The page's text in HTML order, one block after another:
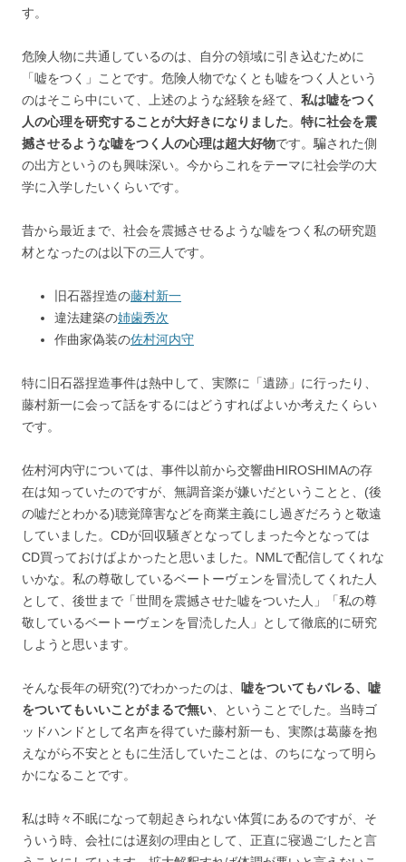
す。
危険人物に共通しているのは、自分の領域に引き込むために
「嘘をつく」ことです。危険人物でなくとも嘘をつく人という
のはそこら中にいて、上述のような経験を経て、 私は嘘をつく
人の心理を研究することが大好きになりました。 特に社会を震
撼させるような嘘をつく人の心理は超大好物です。騙された側
の出方というのも興味深い。今からこれをテーマに社会学の大
学に入学したいくらいです。
昔から最近まで、社会を震撼させるような嘘をつく私の研究題
材となったのは以下の三人です。
旧石器捏造の藤村新一
違法建築の姉歯秀次
作曲家偽装の佐村河内守
特に旧石器捏造事件は熱中して、実際に「遺跡」に行ったり、
藤村新一に会って話をするにはどうすればよいか考えたくらい
です。
佐村河内守については、事件以前から交響曲HIROSHIMAの存
在は知っていたのですが、無調音楽が嫌いだということと、(後
の嘘だとわかる)聴覚障害などを商業主義にし過ぎだろうと敬遠
していました。CDが回収騒ぎとなってしまった今となっては
CD買っておけばよかったと思いました。NMLで配信してくれな
いかな。私の尊敬しているベートーヴェンを冒涜してくれた人
として、後世まで「世間を震撼させた嘘をついた人」「私の尊
敬しているベートーヴェンを冒涜した人」として徹底的に研究
しようと思います。
そんな長年の研究(?)でわかったのは、
嘘をついてもバレる、嘘
をついてもいいことがまるで無い 、ということでした。当時ゴ
ッドハンドとして名声を得ていた藤村新一も、実際は葛藤を抱
えながら不安とともに生活していたことは、のちになって明ら
かになることです。
私は時々不眠になって朝起きられない体質にあるのですが、そ
ういう時、会社には遅刻の理由として、正直に寝過ごしたと言